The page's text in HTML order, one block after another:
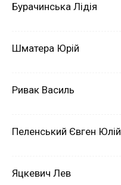
Бурачинська Лідія
Шматера Юрій
Ривак Василь
Пеленський Євген Юлій
Яцкевич Лев